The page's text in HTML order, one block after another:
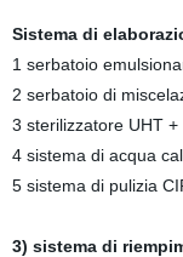
Sistema di
1 serbatoio
2 serbatoio di
3 sterilizzatore UHT
4 sistema di acqua
5 sistema di pulizia
3) sistema di